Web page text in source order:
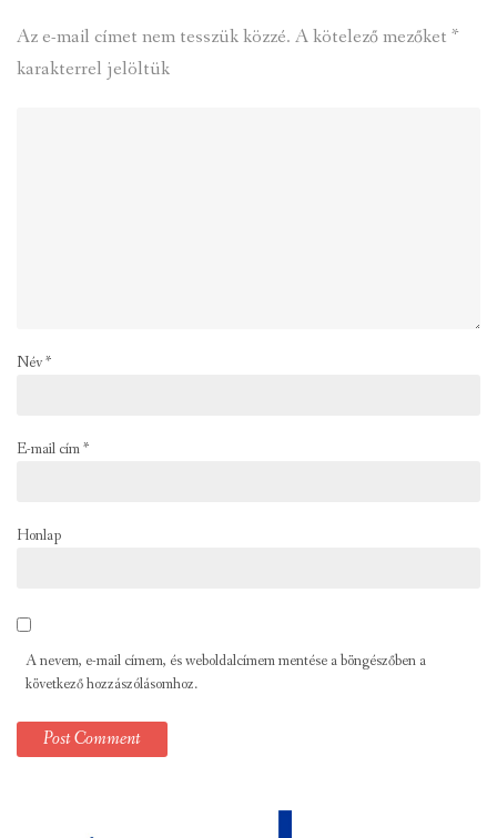
Az e-mail címet nem tesszük közzé. A kötelező mezőket *
karakterrel jelöltük
Név*
E-mail cím*
Honlap
A nevem, e-mail címem, és weboldalcímem mentése a böngészőben a
következő hozzászólásomhoz.